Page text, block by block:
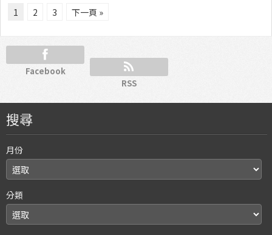
1 2 3 下一頁 »
Facebook
RSS
搜尋
月份
分類